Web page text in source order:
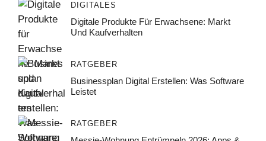
DIGITALES
Digitale Produkte Für Erwachsene: Markt
Und Kaufverhalten
RATGEBER
Businessplan Digital Erstellen: Was Software
Leistet
RATGEBER